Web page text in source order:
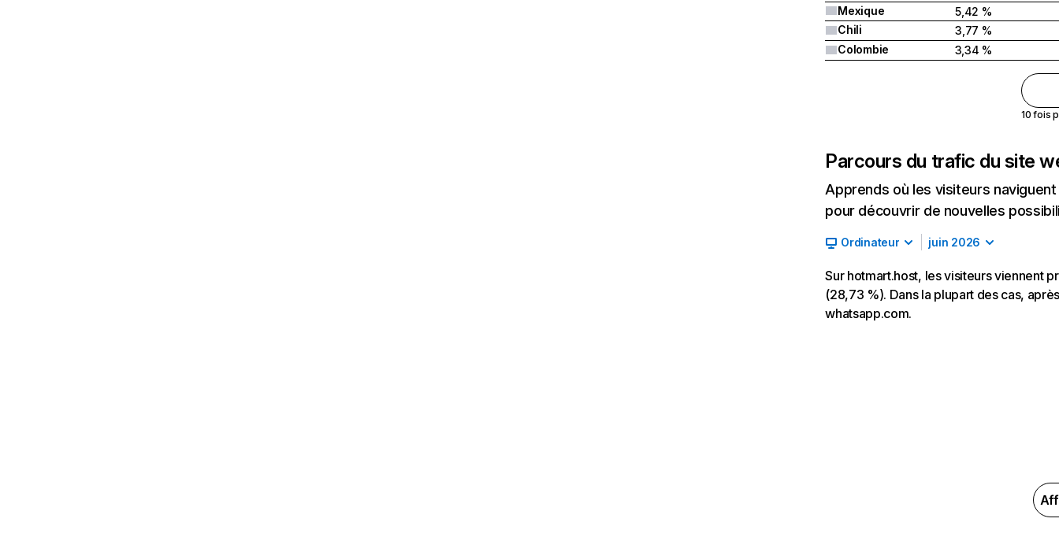
Mexique
5,42 %
Chili
3,77 %
Colombie
3,34 %
10 fois
Parcours du trafic du site
Apprends où les visiteurs
pour découvrir de nouvelles
Ordinateur juin 2026
Sur hotmart.host, les visiteurs viennent
(28,73 %). Dans la plupart des cas,
whatsapp.com.